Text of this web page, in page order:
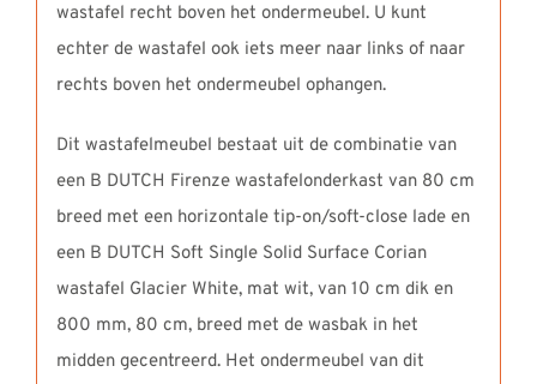
wastafel recht boven het ondermeubel. U kunt
echter de wastafel ook iets meer naar links of naar
rechts boven het ondermeubel ophangen.
Dit wastafelmeubel bestaat uit de combinatie van
een B DUTCH Firenze wastafelonderkast van 80 cm
breed met een horizontale tip-on/soft-close lade en
een B DUTCH Soft Single Solid Surface Corian
wastafel Glacier White, mat wit, van 10 cm dik en
800 mm, 80 cm, breed met de wasbak in het
midden gecentreerd. Het ondermeubel van dit